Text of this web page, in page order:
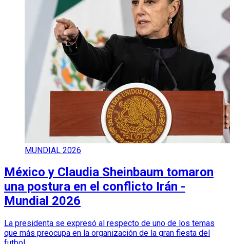
MUNDIAL 2026
México y Claudia Sheinbaum tomaron
una postura en el conflicto Irán -
Mundial 2026
La presidenta se expresó al respecto de uno de los temas
que más preocupa en la organización de la gran fiesta del